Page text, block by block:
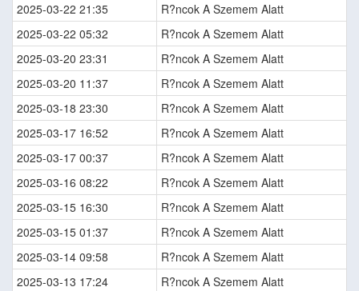
2025-03-22 21:35
R?ncok A Szemem Alatt
2025-03-22 05:32
R?ncok A Szemem Alatt
2025-03-20 23:31
R?ncok A Szemem Alatt
2025-03-20 11:37
R?ncok A Szemem Alatt
2025-03-18 23:30
R?ncok A Szemem Alatt
2025-03-17 16:52
R?ncok A Szemem Alatt
2025-03-17 00:37
R?ncok A Szemem Alatt
2025-03-16 08:22
R?ncok A Szemem Alatt
2025-03-15 16:30
R?ncok A Szemem Alatt
2025-03-15 01:37
R?ncok A Szemem Alatt
2025-03-14 09:58
R?ncok A Szemem Alatt
2025-03-13 17:24
R?ncok A Szemem Alatt